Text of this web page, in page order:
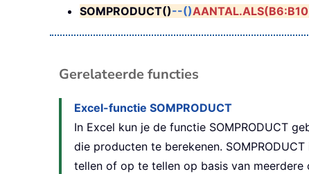
SOMPRODUCT()--()
Gerelateerde functies
Excel-functie SOMPRODUCT
In Excel kun je de functie SOMPRODUCT
die producten te berekenen.
tellen of op te tellen op basis van